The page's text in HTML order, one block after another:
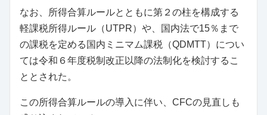
なお、所得合算ルールとともに第２の柱を構成する
軽課税所得ルール（UTPR）や、国内法で15％まで
の課税を定める国内ミニマム課税（QDMTT）につい
ては令和６年度税制改正以降の法制化を検討するこ
ととされた。
この所得合算ルールの導入に伴い、CFCの見直しも